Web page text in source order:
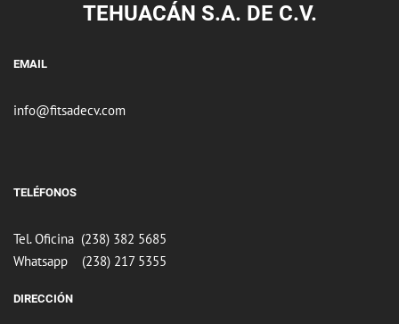
TEHUACÁN S.A. DE C.V.
EMAIL
​info@fitsadecv.com
TELÉFONOS
Tel. Oficina (238) 382 5685
​Whatsapp (238) 217 5355
DIRECCIÓN